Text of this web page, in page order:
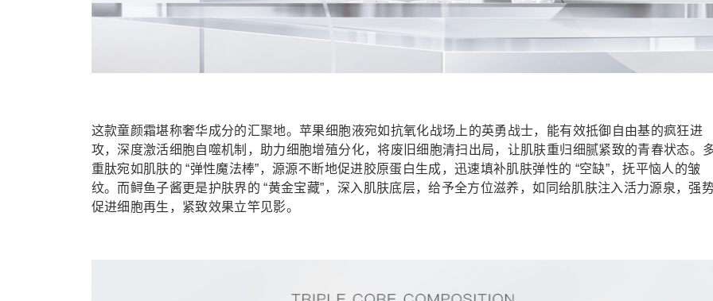
这款童颜霜堪称奢华成分的汇聚地。苹果细胞液宛如抗氧化战场上的英勇战士，能有效抵御自由基的疯狂进
攻，深度激活细胞自噬机制，助力细胞增殖分化，将废旧细胞清扫出局，让肌肤重归细腻紧致的青春状态。
重肽宛如肌肤的 “弹性魔法棒”，源源不断地促进胶原蛋白生成，迅速填补肌肤弹性的 “空缺”，抚平恼人的皱
纹。而鲟鱼子酱更是护肤界的 “黄金宝藏”，深入肌肤底层，给予全方位滋养，如同给肌肤注入活力源泉，强
促进细胞再生，紧致效果立竿见影。